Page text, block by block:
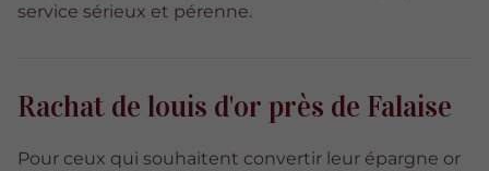
service sérieux et pérenne.
Rachat de louis d'or près de Falaise
Pour ceux qui souhaitent convertir leur épargne or